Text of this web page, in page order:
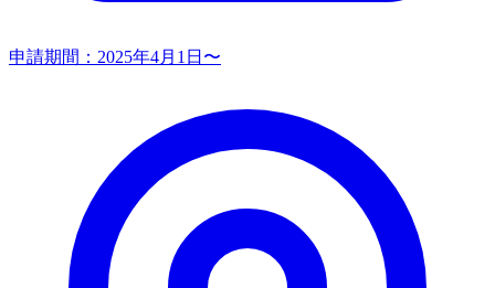
申請期間： 2025年4月1日〜